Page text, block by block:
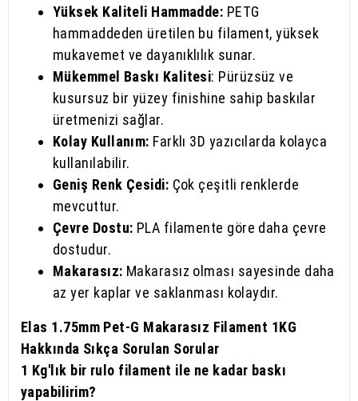
Yüksek Kaliteli Hammadde: PETG
hammaddeden üretilen bu filament, yüksek
mukavemet ve dayanıklılık sunar.
Mükemmel Baskı Kalitesi: Pürüzsüz ve
kusursuz bir yüzey finishine sahip baskılar
üretmenizi sağlar.
Kolay Kullanım: Farklı 3D yazıcılarda kolayca
kullanılabilir.
Geniş Renk Çesidi: Çok çeşitli renklerde
mevcuttur.
Çevre Dostu: PLA filamente göre daha çevre
dostudur.
Makarasız: Makarasız olması sayesinde daha
az yer kaplar ve saklanması kolaydır.
Elas 1.75mm Pet-G Makarasız Filament 1KG
Hakkında Sıkça Sorulan Sorular
1 Kg'lık bir rulo filament ile ne kadar baskı
yapabilirim?